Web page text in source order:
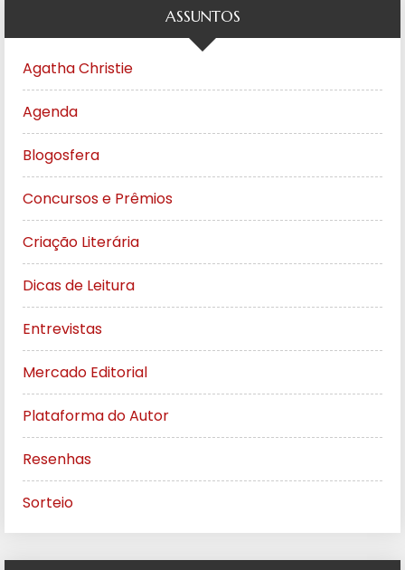
ASSUNTOS
Agatha Christie
Agenda
Blogosfera
Concursos e Prêmios
Criação Literária
Dicas de Leitura
Entrevistas
Mercado Editorial
Plataforma do Autor
Resenhas
Sorteio